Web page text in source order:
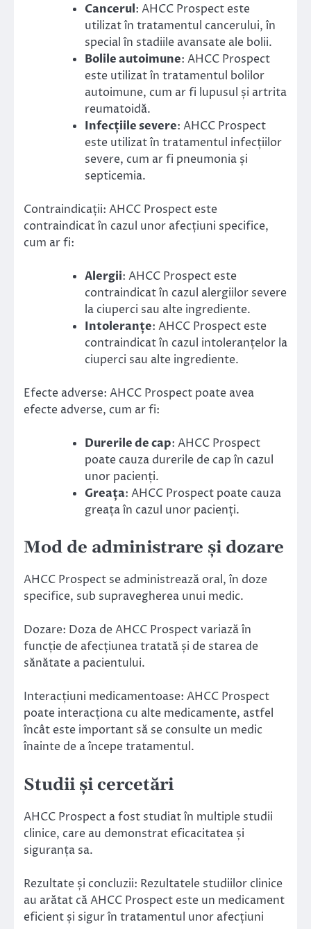
Cancerul: AHCC Prospect este
utilizat în tratamentul cancerului, în
special în stadiile avansate ale bolii.
Bolile autoimune: AHCC Prospect
este utilizat în tratamentul bolilor
autoimune, cum ar fi lupusul și artrita
reumatoidă.
Infecțiile severe: AHCC Prospect
este utilizat în tratamentul infecțiilor
severe, cum ar fi pneumonia și
septicemia.
Contraindicații: AHCC Prospect este
contraindicat în cazul unor afecțiuni specifice,
cum ar fi:
Alergii: AHCC Prospect este
contraindicat în cazul alergiilor severe
la ciuperci sau alte ingrediente.
Intoleranțe: AHCC Prospect este
contraindicat în cazul intoleranțelor la
ciuperci sau alte ingrediente.
Efecte adverse: AHCC Prospect poate avea
efecte adverse, cum ar fi:
Durerile de cap: AHCC Prospect
poate cauza durerile de cap în cazul
unor pacienți.
Greața: AHCC Prospect poate cauza
greața în cazul unor pacienți.
Mod de administrare și dozare
AHCC Prospect se administrează oral, în doze
specifice, sub supravegherea unui medic.
Dozare: Doza de AHCC Prospect variază în
funcție de afecțiunea tratată și de starea de
sănătate a pacientului.
Interacțiuni medicamentoase: AHCC Prospect
poate interacționa cu alte medicamente, astfel
încât este important să se consulte un medic
înainte de a începe tratamentul.
Studii și cercetări
AHCC Prospect a fost studiat în multiple studii
clinice, care au demonstrat eficacitatea și
siguranța sa.
Rezultate și concluzii: Rezultatele studiilor clinice
au arătat că AHCC Prospect este un medicament
eficient și sigur în tratamentul unor afecțiuni